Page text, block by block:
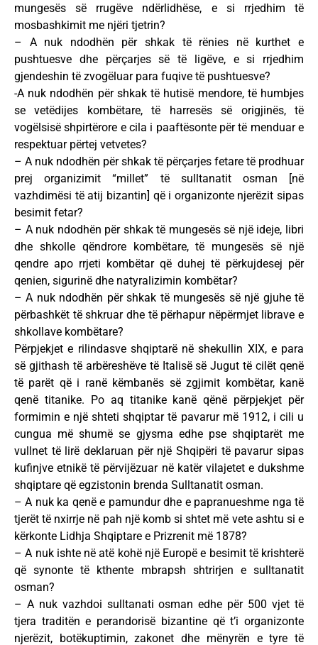
mungesës së rrugëve ndërlidhëse, e si rrjedhim të
mosbashkimit me njëri tjetrin?
– A nuk ndodhën për shkak të rënies në kurthet e
pushtuesve dhe përçarjes së të ligëve, e si rrjedhim
gjendeshin të zvogëluar para fuqive të pushtuesve?
-A nuk ndodhën për shkak të hutisë mendore, të humbjes
se vetëdijes kombëtare, të harresës së origjinës, të
vogëlsisë shpirtërore e cila i paaftësonte për të menduar e
respektuar përtej vetvetes?
– A nuk ndodhën për shkak të përçarjes fetare të prodhuar
prej organizimit “millet” të sulltanatit osman [në
vazhdimësi të atij bizantin] që i organizonte njerëzit sipas
besimit fetar?
– A nuk ndodhën për shkak të mungesës së një ideje, libri
dhe shkolle qëndrore kombëtare, të mungesës së një
qendre apo rrjeti kombëtar që duhej të përkujdesej për
qenien, sigurinë dhe natyralizimin kombëtar?
– A nuk ndodhën për shkak të mungesës së një gjuhe të
përbashkët të shkruar dhe të përhapur nëpërmjet librave e
shkollave kombëtare?
Përpjekjet e rilindasve shqiptarë në shekullin XIX, e para
së gjithash të arbëreshëve të Italisë së Jugut të cilët qenë
të parët që i ranë këmbanës së zgjimit kombëtar, kanë
qenë titanike. Po aq titanike kanë qënë përpjekjet për
formimin e një shteti shqiptar të pavarur më 1912, i cili u
cungua më shumë se gjysma edhe pse shqiptarët me
vullnet të lirë deklaruan për një Shqipëri të pavarur sipas
kufinjve etnikë të përvijëzuar në katër vilajetet e dukshme
shqiptare që egzistonin brenda Sulltanatit osman.
– A nuk ka qenë e pamundur dhe e papranueshme nga të
tjerët të nxirrje në pah një komb si shtet më vete ashtu si e
kërkonte Lidhja Shqiptare e Prizrenit më 1878?
– A nuk ishte në atë kohë një Europë e besimit të krishterë
që synonte të kthente mbrapsh shtrirjen e sulltanatit
osman?
– A nuk vazhdoi sulltanati osman edhe për 500 vjet të
tjera traditën e perandorisë bizantine që t’i organizonte
njerëzit, botëkuptimin, zakonet dhe mënyrën e tyre të